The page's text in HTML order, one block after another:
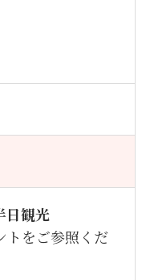
日観光
をご参照くだ